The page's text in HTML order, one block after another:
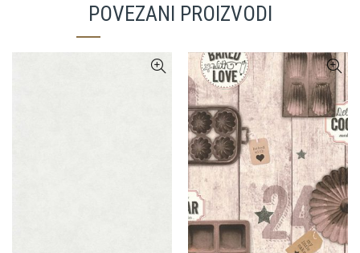
POVEZANI PROIZVODI